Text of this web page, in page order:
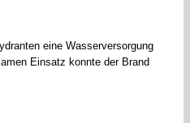
eine Wasserversorgung
Einsatz konnte der Brand